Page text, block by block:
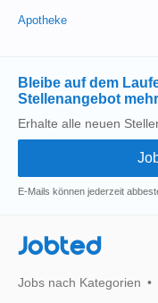
Apotheke
Bleibe auf dem
Stellenangebot
Erhalte alle neuen
E-Mails können jederzeit
Jobted
Jobs nach Kategorien